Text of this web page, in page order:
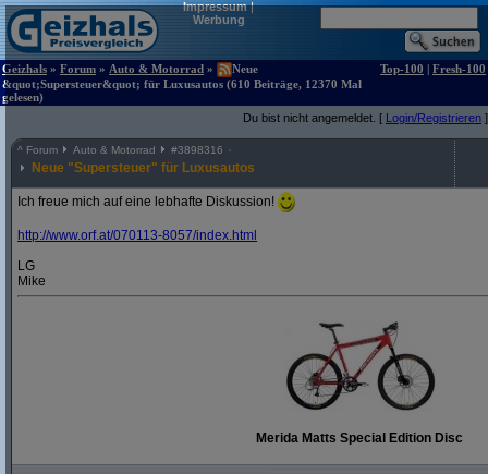
Impressum|
Werbung
Geizhals » Forum » Auto & Motorrad »
Neue
&quot;Supersteuer&quot; für Luxusautos (610 Beiträge, 12370 Mal
gelesen)
Top-100 | Fresh-100
Du bist nicht angemeldet. [ Login/Registrieren ]
^ Forum Auto & Motorrad #3898316
Neue "Supersteuer" für Luxusautos
Ich freue mich auf eine lebhafte Diskussion!
http://www.orf.at/070113-8057/index.html
LG
Mike
Merida Matts Special Edition Disc